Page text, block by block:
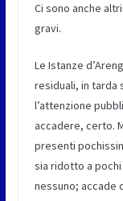
Ci sono anche
gravi.
Le Istanze
residuali, in tarda
l’attenzione
accadere, certo.
presenti
sia ridotto a
nessuno; accade